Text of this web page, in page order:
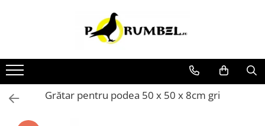
Grătar pentru podea 50 x 50 x 8cm gri